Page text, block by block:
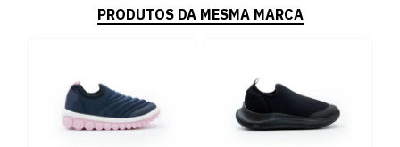
PRODUTOS DA MESMA MARCA